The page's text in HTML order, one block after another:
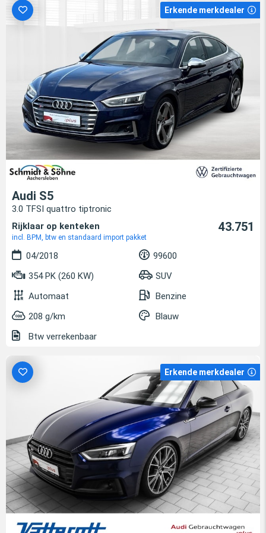
Erkende merkdealer
Audi S5
3.0 TFSI quattro tiptronic
Rijklaar op kenteken
incl. BPM, btw en standaard import pakket
43.751
04/2018
99600
354 PK (260 KW)
SUV
Automaat
Benzine
208 g/km
Blauw
Btw verrekenbaar
Erkende merkdealer